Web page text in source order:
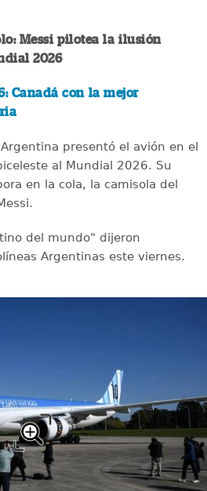
Messi pilotea la ilusión
2026
Canadá con la mejor
presentó el avión en el
al Mundial 2026. Su
en la cola, la camisola del
del mundo" dijeron
Argentinas este viernes.